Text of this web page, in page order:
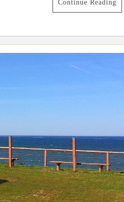
Continue Reading